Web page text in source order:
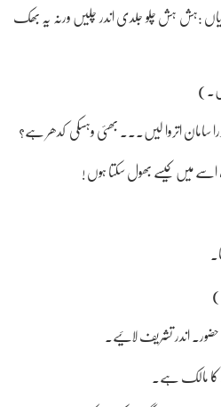
:ہش ہش چلو جلدی اندر چلیں ورنہ یہ بھک
سامان اتروا لیں۔۔۔ بھئی وہسکی کدھر ہے؟
اسے میں کیسے بھول سکتا ہوں !
اندر تشریف لائیے۔
کا مالک ہے۔